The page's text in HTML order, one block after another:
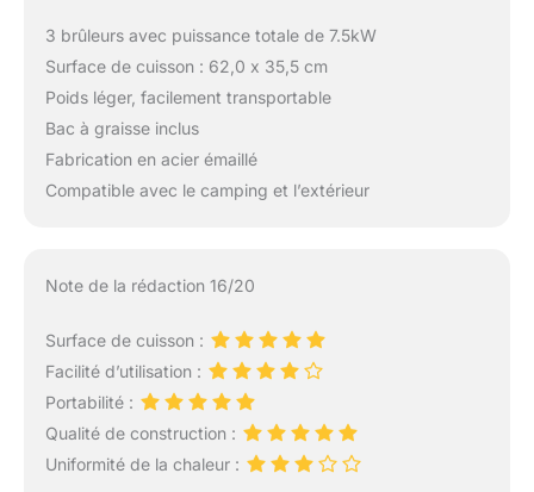
3 brûleurs avec puissance totale de 7.5kW
Surface de cuisson : 62,0 x 35,5 cm
Poids léger, facilement transportable
Bac à graisse inclus
Fabrication en acier émaillé
Compatible avec le camping et l’extérieur
Note de la rédaction 16/20
Surface de cuisson :
Facilité d’utilisation :
Portabilité :
Qualité de construction :
Uniformité de la chaleur :